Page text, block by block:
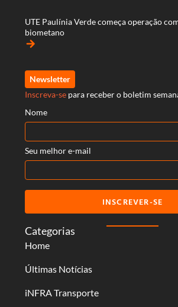
Categorias
Home
Últimas Notícias
iNFRA Transporte
UTE Paulínia Verde começa operação
biometano
arrow_forward
Newsletter
Inscreva-se para receber o boletim
Nome
Seu melhor e-mail
INSCREVER-SE